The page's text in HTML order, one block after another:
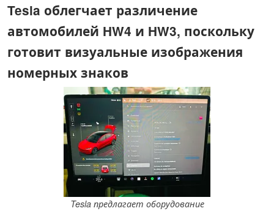
Tesla облегчает различение
автомобилей HW4 и HW3, поскольку
готовит визуальные изображения
номерных знаков
Tesla предлагает оборудование